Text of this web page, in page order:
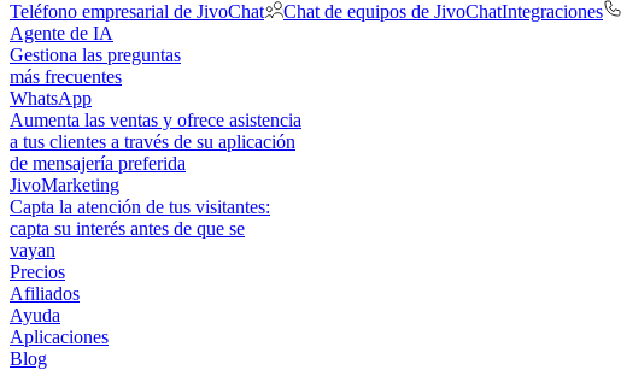
Teléfono empresarial de JivoChat
Chat de equipos de JivoChatIntegraciones
Agente de IA
Gestiona las preguntas
más frecuentes
WhatsApp
Aumenta las ventas y ofrece asistencia
a tus clientes a través de su aplicación
de mensajería preferida
JivoMarketing
Capta la atención de tus visitantes:
capta su interés antes de que se
vayan
Precios
Afiliados
Ayuda
Aplicaciones
Blog